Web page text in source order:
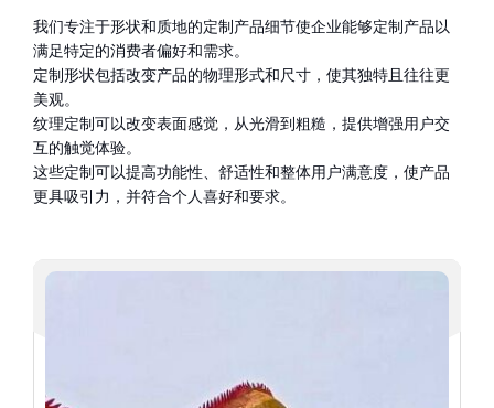
我们专注于形状和质地的定制产品细节使企业能够定制产品以
满足特定的消费者偏好和需求。
定制形状包括改变产品的物理形式和尺寸，使其独特且往往更
美观。
纹理定制可以改变表面感觉，从光滑到粗糙，提供增强用户交
互的触觉体验。
这些定制可以提高功能性、舒适性和整体用户满意度，使产品
更具吸引力，并符合个人喜好和要求。